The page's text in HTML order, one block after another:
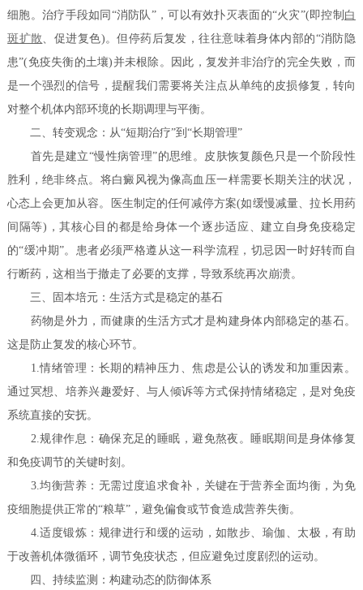
细胞。治疗手段如同“消防队”，可以有效扑灭表面的“火灾”(即控制 白
斑扩散、促进复色)。但停药后复发，往往意味着身体内部的“消防隐
患”(免疫失衡的土壤)并未根除。因此，复发并非治疗的完全失败，而
是一个强烈的信号，提醒我们需要将关注点从单纯的皮损修复，转向
对整个机体内部环境的长期调理与平衡。
二、转变观念：从“短期治疗”到“长期管理”
首先是建立“慢性病管理”的思维。皮肤恢复颜色只是一个阶段性
胜利，绝非终点。将白癜风视为像高血压一样需要长期关注的状况，
心态上会更加从容。医生制定的任何减停方案(如缓慢减量、拉长用药
间隔等)，其核心目的都是给身体一个逐步适应、建立自身免疫稳定
的“缓冲期”。患者必须严格遵从这一科学流程，切忌因一时好转而自
行断药，这相当于撤走了必要的支撑，导致系统再次崩溃。
三、固本培元：生活方式是稳定的基石
药物是外力，而健康的生活方式才是构建身体内部稳定的基石。
这是防止复发的核心环节。
1.情绪管理：长期的精神压力、焦虑是公认的诱发和加重因素。
通过冥想、培养兴趣爱好、与人倾诉等方式保持情绪稳定，是对免疫
系统直接的安抚。
2.规律作息：确保充足的睡眠，避免熬夜。睡眠期间是身体修复
和免疫调节的关键时刻。
3.均衡营养：无需过度追求食补，关键在于营养全面均衡，为免
疫细胞提供正常的“粮草”，避免偏食或节食造成营养失衡。
4.适度锻炼：规律进行和缓的运动，如散步、瑜伽、太极，有助
于改善机体微循环，调节免疫状态，但应避免过度剧烈的运动。
四、持续监测：构建动态的防御体系